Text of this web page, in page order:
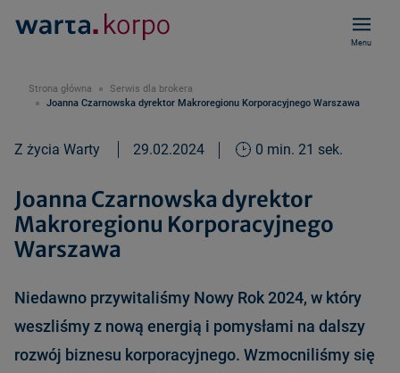
Menu
Strona główna
Serwis dla brokera
Joanna Czarnowska dyrektor Makroregionu Korporacyjnego Warszawa
Z życia Warty 29.02.2024 0 min. 21 sek.
Joanna Czarnowska dyrektor
Makroregionu Korporacyjnego
Warszawa
Niedawno przywitaliśmy Nowy Rok 2024, w który
weszliśmy z nową energią i pomysłami na dalszy
rozwój biznesu korporacyjnego. Wzmocniliśmy się